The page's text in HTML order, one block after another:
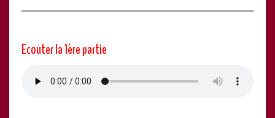
Ecouter la 1ère partie